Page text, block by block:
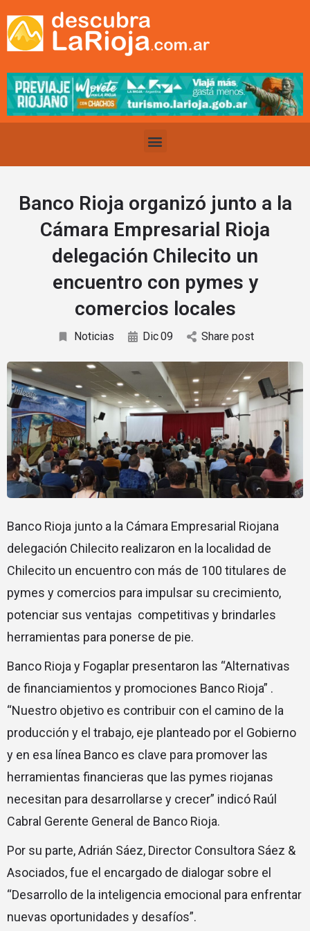
Banco Rioja organizó junto a la
Cámara Empresarial Rioja
delegación Chilecito un
encuentro con pymes y
comercios locales
Noticias Dic09 Share post
Banco Rioja junto a la Cámara Empresarial Riojana
delegación Chilecito realizaron en la localidad de
Chilecito un encuentro con más de 100 titulares de
pymes y comercios para impulsar su crecimiento,
potenciar sus ventajas competitivas y brindarles
herramientas para ponerse de pie.
Banco Rioja y Fogaplar presentaron las “Alternativas
de financiamientos y promociones Banco Rioja” .
“Nuestro objetivo es contribuir con el camino de la
producción y el trabajo, eje planteado por el Gobierno
y en esa línea Banco es clave para promover las
herramientas financieras que las pymes riojanas
necesitan para desarrollarse y crecer” indicó Raúl
Cabral Gerente General de Banco Rioja.
Por su parte, Adrián Sáez, Director Consultora Sáez &
Asociados, fue el encargado de dialogar sobre el
“Desarrollo de la inteligencia emocional para enfrentar
nuevas oportunidades y desafíos”.